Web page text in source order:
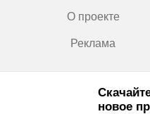
О проекте
Реклама
новое